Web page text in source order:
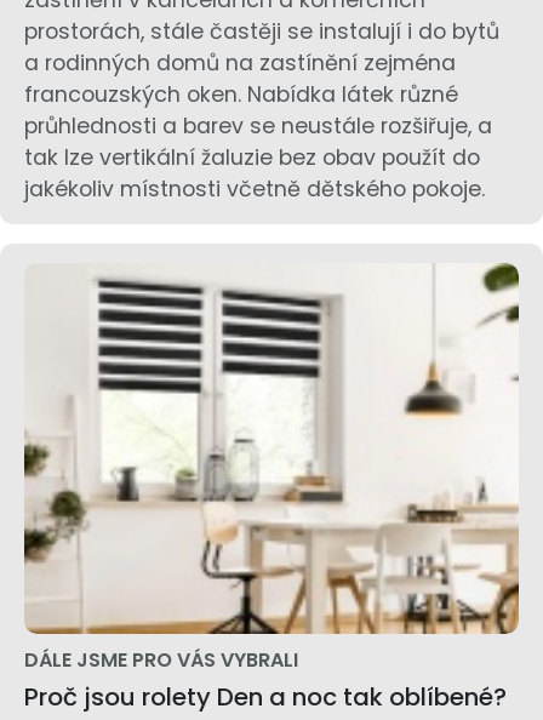
prostorách, stále častěji se instalují i do bytů
a rodinných domů na zastínění zejména
francouzských oken. Nabídka látek různé
průhlednosti a barev se neustále rozšiřuje, a
tak lze vertikální žaluzie bez obav použít do
jakékoliv místnosti včetně dětského pokoje.
DÁLE JSME PRO VÁS VYBRALI
Proč jsou rolety Den a noc tak oblíbené?